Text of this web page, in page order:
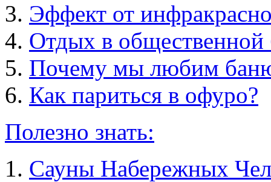
Эффект от
Отдых в общественной
Почему мы любим
Как париться в офуро?
Полезно знать:
Сауны Набережных